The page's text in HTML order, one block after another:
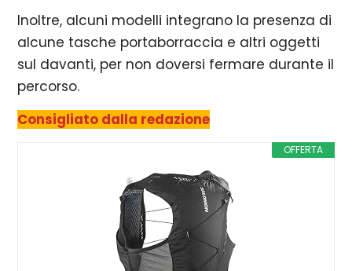
Inoltre, alcuni modelli integrano la presenza di
alcune tasche portaborraccia e altri oggetti
sul davanti, per non doversi fermare durante il
percorso.
Consigliato dalla redazione
OFFERTA